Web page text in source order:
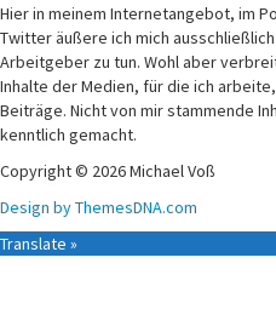
Hier in meinem Internetangebot, im
Twitter äußere ich mich ausschließlich
Arbeitgeber zu tun. Wohl aber
Inhalte der Medien, für die ich
Beiträge. Nicht von mir stammende
kenntlich gemacht.
Copyright © 2026 Michael Voß
Design by ThemesDNA.com
Translate »